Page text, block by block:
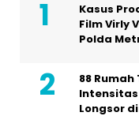
Kasus
Film Virly
Polda
88
Longsor